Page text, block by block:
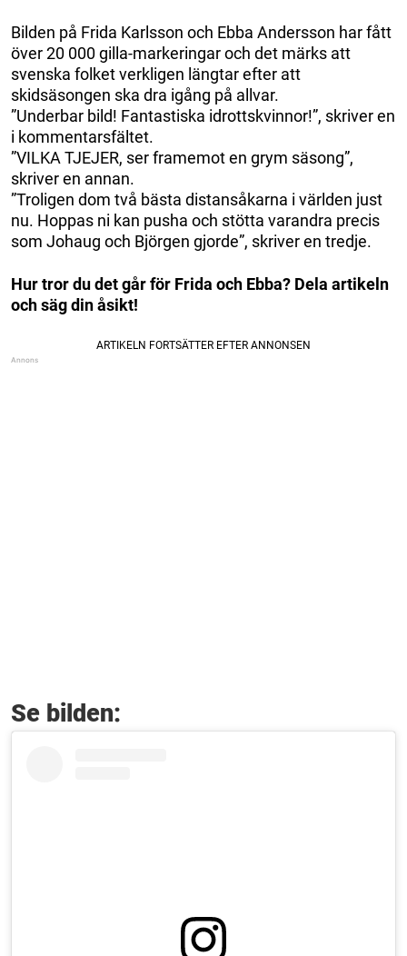
Bilden på Frida Karlsson och Ebba Andersson har fått
över 20 000 gilla-markeringar och det märks att
svenska folket verkligen längtar efter att
skidsäsongen ska dra igång på allvar.
”Underbar bild! Fantastiska idrottskvinnor!”, skriver en
i kommentarsfältet.
”VILKA TJEJER, ser framemot en grym säsong”,
skriver en annan.
”Troligen dom två bästa distansåkarna i världen just
nu. Hoppas ni kan pusha och stötta varandra precis
som Johaug och Björgen gjorde”, skriver en tredje.
Hur tror du det går för Frida och Ebba? Dela artikeln
och säg din åsikt!
Se bilden: